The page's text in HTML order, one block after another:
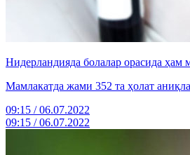
Нидерландияда болалар орасида ҳам
Мамлакатда жами 352 та ҳолат
09:15 / 06.07.2022
09:15 / 06.07.2022